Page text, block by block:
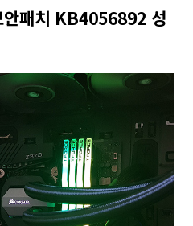
안패치 KB4056892 성